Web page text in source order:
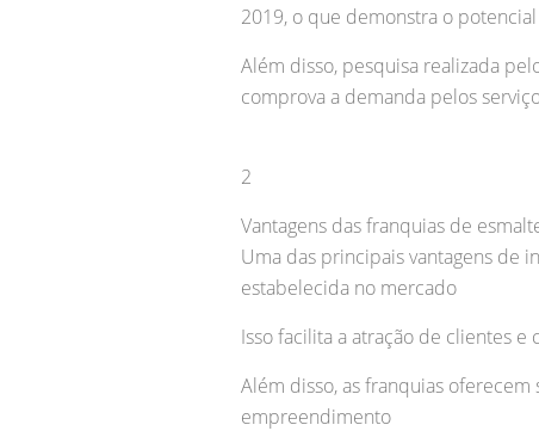
2019, o que demonstra o
Além disso, pesquisa realizada
comprova a demanda pelos
2
Vantagens das franquias de
Uma das principais vantagens de
estabelecida no mercado
Isso facilita a atração de clientes
Além disso, as franquias
empreendimento